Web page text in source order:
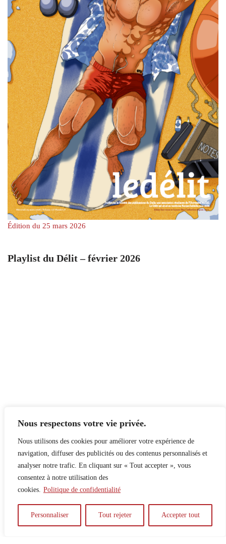
Nous respectons votre vie privée.
Nous utilisons des cookies pour améliorer votre expérience de
navigation, diffuser des publicités ou des contenus personnalisés et
analyser notre trafic. En cliquant sur « Tout accepter », vous
consentez à notre utilisation des
cookies. Politique de confidentialité
Personnaliser Tout rejeter Accepter tout
Édition du 25 mars 2026
Playlist du Délit – février 2026